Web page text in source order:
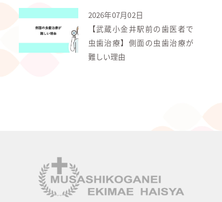
2026年07月02日
【武蔵小金井駅前の歯医者で
虫歯治療】側面の虫歯治療が
難しい理由